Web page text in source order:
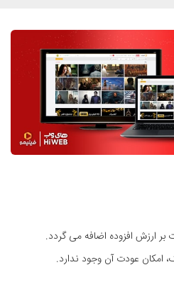
امکان عودت آن وجود ندارد.